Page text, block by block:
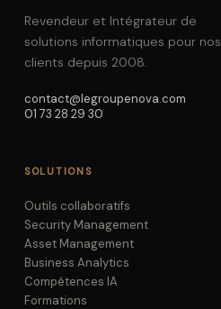
Revendeur et Intégrateur de
solutions informatiques pour nos
clients depuis 2008.
contact@legroupenova.com
01 73 28 29 30
SOLUTIONS
Outils collaboratifs
Security Management
Asset Management
Business Analytics
Compétences IA
Formations